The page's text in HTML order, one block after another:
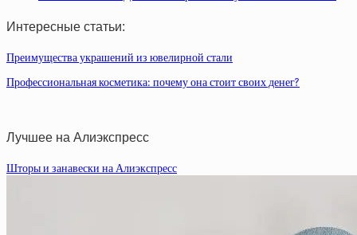
Интересные статьи:
Преимущества украшений из ювелирной стали
Профессиональная косметика: почему она стоит своих денег?
Лучшее на Алиэкспресс
Шторы и занавески на Алиэкспресс